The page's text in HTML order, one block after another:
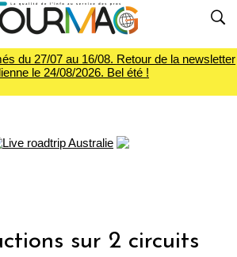
du 27/07 au 16/08. Retour de la newsletter
le 24/08/2026. Bel été !
sur 2 circuits